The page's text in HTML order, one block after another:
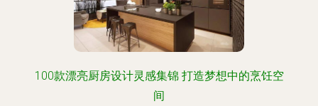
100款漂亮厨房设计灵感集锦 打造梦想中的烹饪空
间